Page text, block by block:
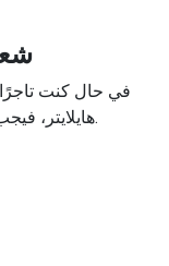
في حال كنت
هايلايتر، فيجب عليك استخدام شعار فرشاة مكياج.